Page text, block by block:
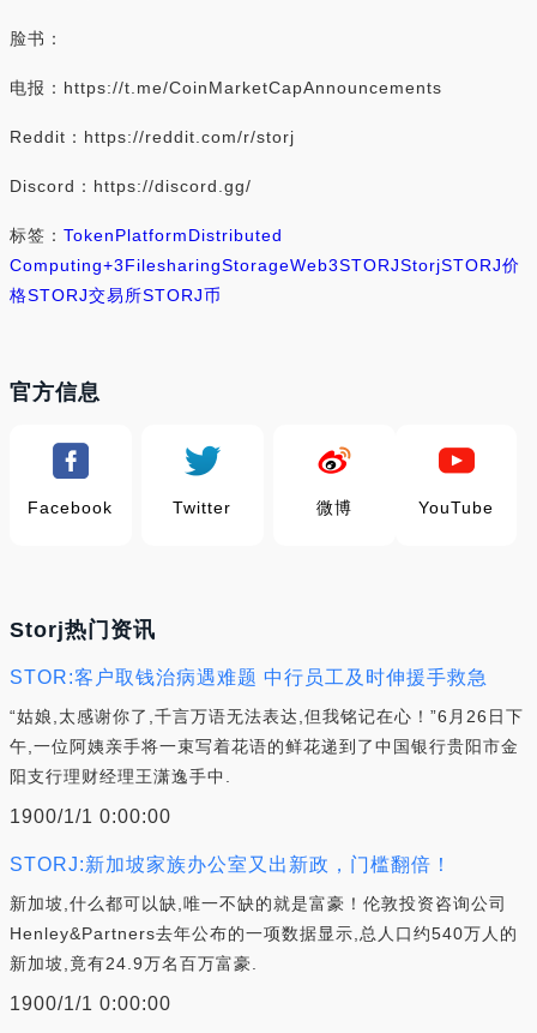
脸书：
电报：https://t.me/CoinMarketCapAnnouncements
Reddit：https://reddit.com/r/storj
Discord：https://discord.gg/
标签： TokenPlatformDistributed
Computing+3FilesharingStorageWeb3STORJStorjSTORJ价
格STORJ交易所STORJ币
官方信息
Facebook Twitter 微博 YouTube
Storj热门资讯
STOR:客户取钱治病遇难题 中行员工及时伸援手救急
“姑娘,太感谢你了,千言万语无法表达,但我铭记在心！”6月26日下
午,一位阿姨亲手将一束写着花语的鲜花递到了中国银行贵阳市金
阳支行理财经理王潇逸手中.
1900/1/1 0:00:00
STORJ:新加坡家族办公室又出新政，门槛翻倍！
新加坡,什么都可以缺,唯一不缺的就是富豪！伦敦投资咨询公司
Henley&Partners去年公布的一项数据显示,总人口约540万人的
新加坡,竟有24.9万名百万富豪.
1900/1/1 0:00:00